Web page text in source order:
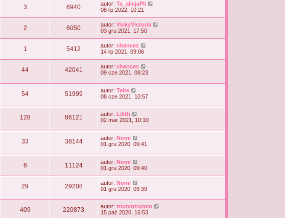
3 6940 autor: Ta_alicjaPli
08 lip 2022, 10:21
2 6050 autor: VickyVictoria
03 gru 2021, 17:50
1 5412 autor: chances
14 lip 2021, 09:06
44 42041 autor: chances
09 cze 2021, 08:23
54 51999 autor: Telte
08 cze 2021, 10:57
128 86121 autor: Lilith
02 mar 2021, 10:10
33 38144 autor: Nomi
01 gru 2020, 09:41
6 11124 autor: Nomi
01 gru 2020, 09:40
29 29208 autor: Nomi
01 gru 2020, 09:39
409 220873 autor: trummtrumm
15 paź 2020, 16:53